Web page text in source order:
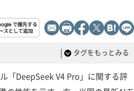
| タグをもっとみる
「DeepSeek V4 Pro」に関する評